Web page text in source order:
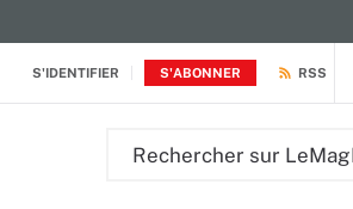
S'IDENTIFIER S'ABONNER RSS